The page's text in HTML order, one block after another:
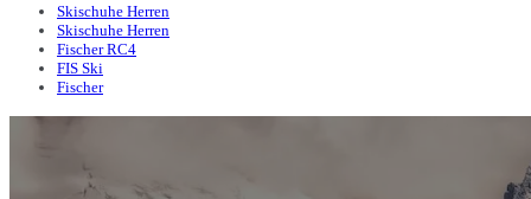
Skischuhe Herren
Skischuhe Herren
Fischer RC4
FIS Ski
Fischer